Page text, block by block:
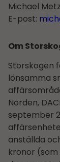
Michael
E-post:
Om
Storskogen
lönsamma
Norden,
september
anställda
kronor